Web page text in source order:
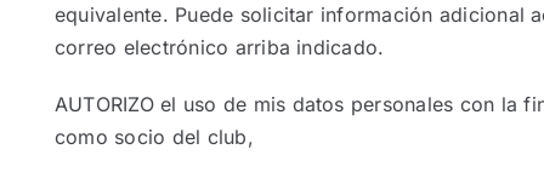
equivalente. Puede solicitar información adicional
correo electrónico arriba indicado.
AUTORIZO el uso de mis datos personales con la
como socio del club,